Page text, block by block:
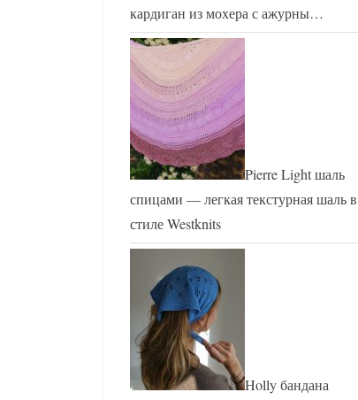
кардиган из мохера с ажурны…
Pierre Light шаль
спицами — легкая текстурная шаль в
стиле Westknits
Holly бандана